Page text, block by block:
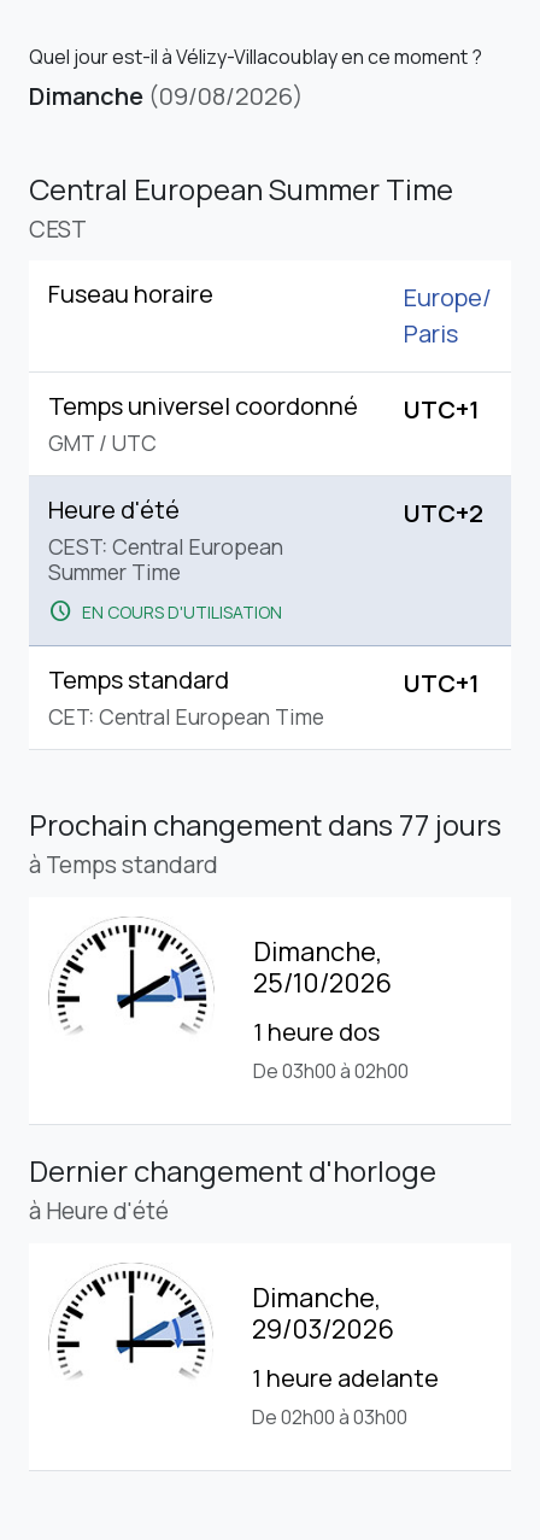
Quel jour est-il à Vélizy-Villacoublay en ce moment ?
Dimanche (09/08/2026)
Central European Summer Time
CEST
Fuseau horaire
Europe/
Paris
Temps universel coordonné
GMT / UTC
UTC+1
Heure d'été
CEST: Central European
Summer Time
schedule EN COURS D'UTILISATION
UTC+2
Temps standard
CET: Central European Time
UTC+1
Prochain changementdans 77 jours
à Temps standard
Dimanche,
25/10/2026
1 heure dos
De 03h00 à 02h00
Dernier changement d'horloge
à Heure d'été
Dimanche,
29/03/2026
1 heure adelante
De 02h00 à 03h00